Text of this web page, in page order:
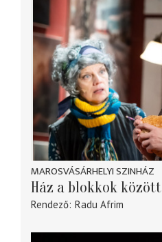
MAROSVÁSÁRHELYI SZINHÁZ
Ház a blokkok között
Rendező Radu Afrim